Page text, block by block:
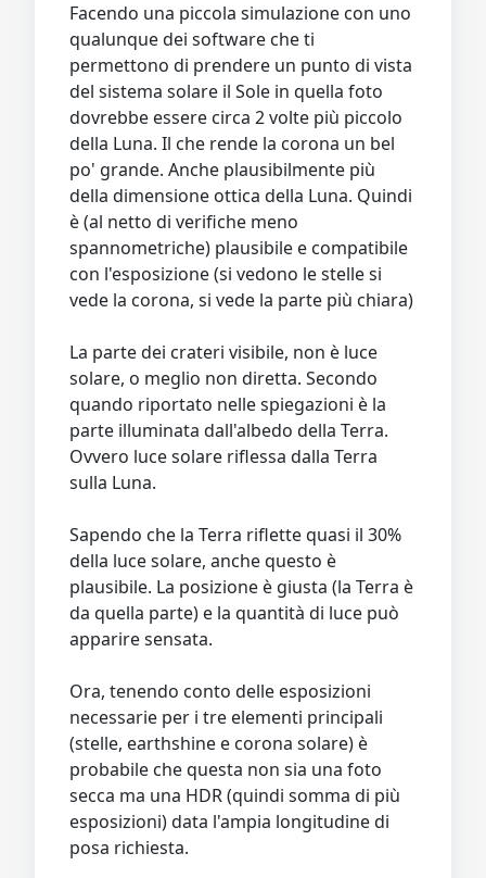
Facendo una piccola simulazione con uno
qualunque dei software che ti
permettono di prendere un punto di vista
del sistema solare il Sole in quella foto
dovrebbe essere circa 2 volte più piccolo
della Luna. Il che rende la corona un bel
po' grande. Anche plausibilmente più
della dimensione ottica della Luna. Quindi
è (al netto di verifiche meno
spannometriche) plausibile e compatibile
con l'esposizione (si vedono le stelle si
vede la corona, si vede la parte più chiara)
La parte dei crateri visibile, non è luce
solare, o meglio non diretta. Secondo
quando riportato nelle spiegazioni è la
parte illuminata dall'albedo della Terra.
Ovvero luce solare riflessa dalla Terra
sulla Luna.
Sapendo che la Terra riflette quasi il 30%
della luce solare, anche questo è
plausibile. La posizione è giusta (la Terra è
da quella parte) e la quantità di luce può
apparire sensata.
Ora, tenendo conto delle esposizioni
necessarie per i tre elementi principali
(stelle, earthshine e corona solare) è
probabile che questa non sia una foto
secca ma una HDR (quindi somma di più
esposizioni) data l'ampia longitudine di
posa richiesta.